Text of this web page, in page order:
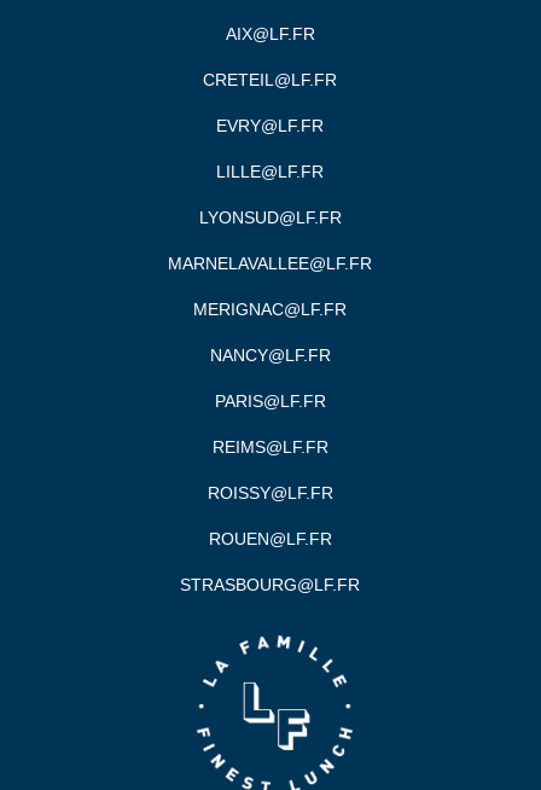
AIX@LF.FR
CRETEIL@LF.FR
EVRY@LF.FR
LILLE@LF.FR
LYONSUD@LF.FR
MARNELAVALLEE@LF.FR
MERIGNAC@LF.FR
NANCY@LF.FR
PARIS@LF.FR
REIMS@LF.FR
ROISSY@LF.FR
ROUEN@LF.FR
STRASBOURG@LF.FR